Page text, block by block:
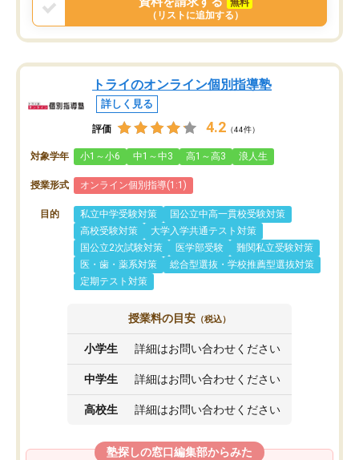
と思います。
（リストに追加する）
トライのオンライン個別指導塾
詳しく見る
評価 4.2 （44件）
対象学年 小1～小6 中1～中3 高1～高3 浪人生
授業形式 オンライン個別指導(1:1)
目的 私立中学受験対策
国公立中高一貫校受験対策
高校受験対策
大学入学共通テスト対策
国公立2次試験対策
医学部受験
難関私立受験対策
医・歯・薬系対策
総合型選抜・学校推薦型選抜対策
定期テスト対策
授業料の目安 （税込）
小学生 詳細はお問い合わせください
中学生 詳細はお問い合わせください
高校生 詳細はお問い合わせください
塾探しの窓口編集部からみた